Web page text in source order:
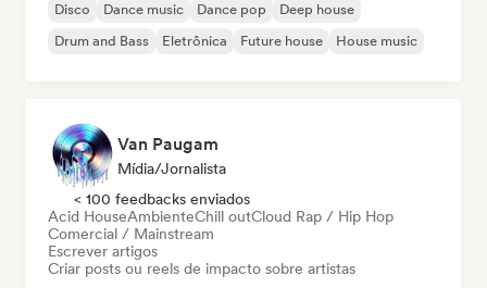
Disco Dance music Dance pop
Deep house
Drum and Bass
Eletrônica Future house House music
Van Paugam
Mídia/Jornalista
< 100 feedbacks enviados
Acid HouseAmbienteChill outCloud Rap / Hip Hop
Comercial / Mainstream
Escrever artigos
Criar posts ou reels de impacto sobre artistas